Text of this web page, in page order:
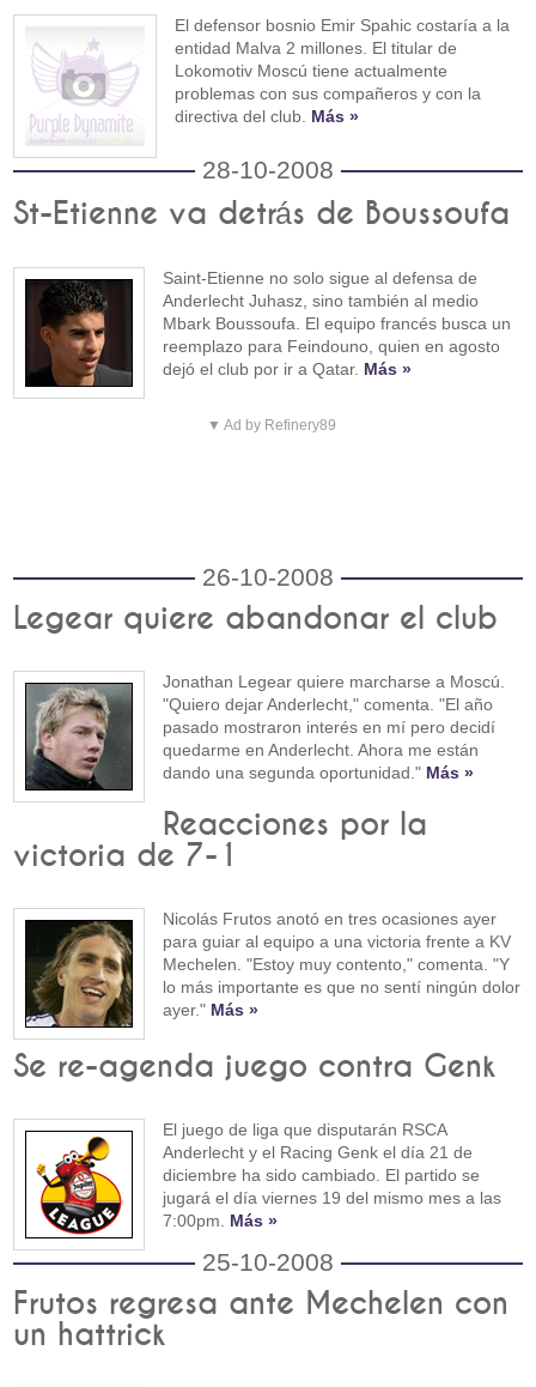
El defensor bosnio Emir Spahic costaría a la
entidad Malva 2 millones. El titular de
Lokomotiv Moscú tiene actualmente
problemas con sus compañeros y con la
directiva del club. Más »
28-10-2008
St-Etienne va detrás de Boussoufa
Saint-Etienne no solo sigue al defensa de
Anderlecht Juhasz, sino también al medio
Mbark Boussoufa. El equipo francés busca un
reemplazo para Feindouno, quien en agosto
dejó el club por ir a Qatar. Más »
▼ Ad by Refinery89
26-10-2008
Legear quiere abandonar el club
Jonathan Legear quiere marcharse a Moscú.
"Quiero dejar Anderlecht," comenta. "El año
pasado mostraron interés en mí pero decidí
quedarme en Anderlecht. Ahora me están
dando una segunda oportunidad." Más »
Reacciones por la
victoria de 7-1
Nicolás Frutos anotó en tres ocasiones ayer
para guiar al equipo a una victoria frente a KV
Mechelen. "Estoy muy contento," comenta. "Y
lo más importante es que no sentí ningún dolor
ayer." Más »
Se re-agenda juego contra Genk
El juego de liga que disputarán RSCA
Anderlecht y el Racing Genk el día 21 de
diciembre ha sido cambiado. El partido se
jugará el día viernes 19 del mismo mes a las
7:00pm. Más »
25-10-2008
Frutos regresa ante Mechelen con
un hattrick